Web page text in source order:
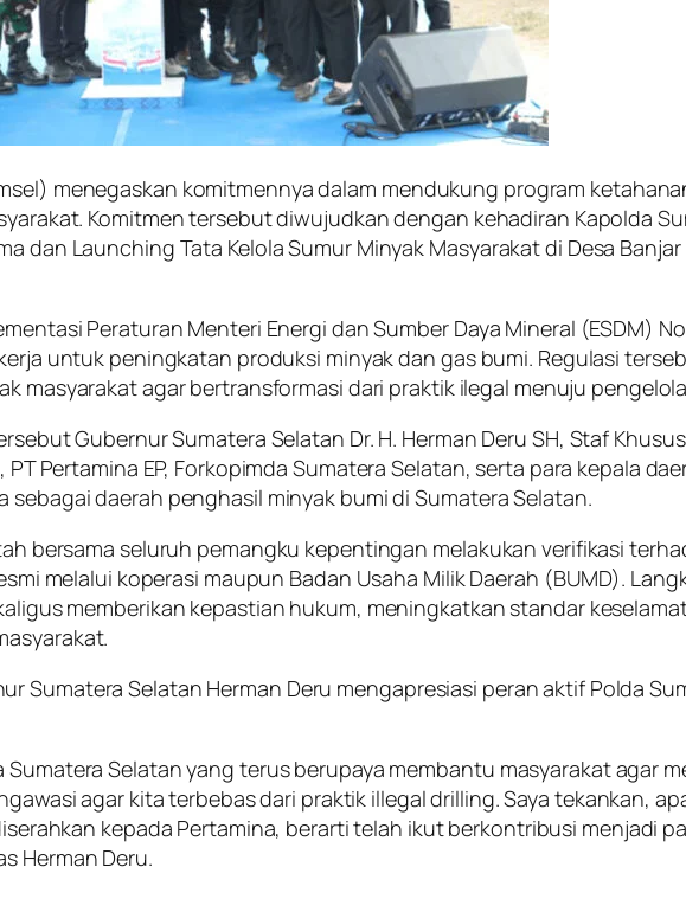
menegaskan komitmennya dalam mendukung program
Komitmen tersebut diwujudkan dengan kehadiran Kapolda
dan Launching Tata Kelola Sumur Minyak Masyarakat di Desa
Peraturan Menteri Energi dan Sumber Daya Mineral (ESDM)
untuk peningkatan produksi minyak dan gas bumi. Regulasi
masyarakat agar bertransformasi dari praktik ilegal menuju
Gubernur Sumatera Selatan Dr. H. Herman Deru SH, Staf
PT Pertamina EP, Forkopimda Sumatera Selatan, serta para kepala
sebagai daerah penghasil minyak bumi di Sumatera Selatan.
bersama seluruh pemangku kepentingan melakukan verifikasi
melalui koperasi maupun Badan Usaha Milik Daerah (BUMD).
memberikan kepastian hukum, meningkatkan standar
Sumatera Selatan Herman Deru mengapresiasi peran aktif Polda
Sumatera Selatan yang terus berupaya membantu masyarakat agar
agar kita terbebas dari praktik illegal drilling. Saya tekankan,
kepada Pertamina, berarti telah ikut berkontribusi menjadi
Herman Deru.